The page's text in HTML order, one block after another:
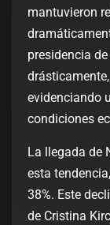
mantuvieron
presidencia
evidenciando
condiciones
La llegada de
esta
38%. Este
de Cristina